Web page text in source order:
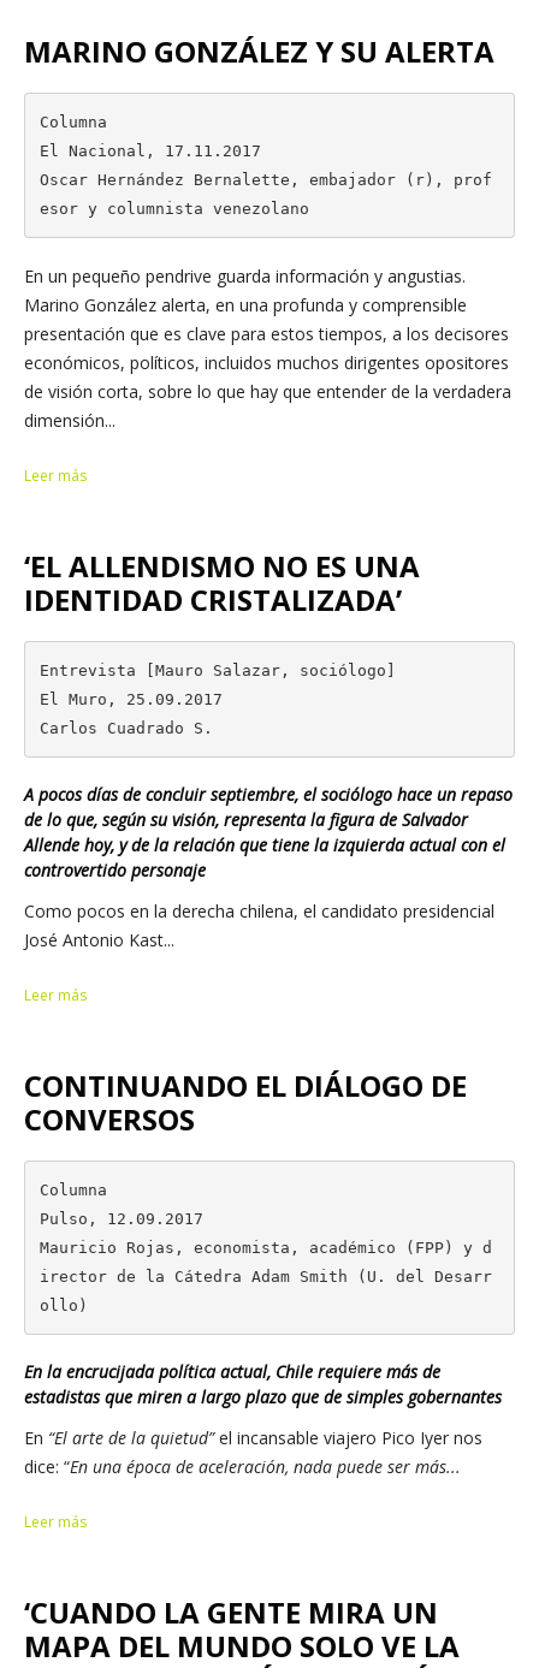
MARINO GONZÁLEZ Y SU ALERTA
Columna
El Nacional, 17.11.2017
Oscar Hernández Bernalette, embajador (r), prof
esor y columnista venezolano
En un pequeño pendrive guarda información y angustias.
Marino González alerta, en una profunda y comprensible
presentación que es clave para estos tiempos, a los decisores
económicos, políticos, incluidos muchos dirigentes opositores
de visión corta, sobre lo que hay que entender de la verdadera
dimensión...
Leer más
‘EL ALLENDISMO NO ES UNA
IDENTIDAD CRISTALIZADA’
Entrevista [Mauro Salazar, sociólogo]
El Muro, 25.09.2017
Carlos Cuadrado S.
A pocos días de concluir septiembre, el sociólogo hace un repaso
de lo que, según su visión, representa la figura de Salvador
Allende hoy, y de la relación que tiene la izquierda actual con el
controvertido personaje
Como pocos en la derecha chilena, el candidato presidencial
José Antonio Kast...
Leer más
CONTINUANDO EL DIÁLOGO DE
CONVERSOS
Columna
Pulso, 12.09.2017
Mauricio Rojas, economista, académico (FPP) y d
irector de la Cátedra Adam Smith (U. del Desarr
ollo)
En la encrucijada política actual, Chile requiere más de
estadistas que miren a largo plazo que de simples gobernantes
En “El arte de la quietud”el incansable viajero Pico Iyer nos
dice: “En una época de aceleración, nada puede ser más...
Leer más
‘CUANDO LA GENTE MIRA UN
MAPA DEL MUNDO SOLO VE LA